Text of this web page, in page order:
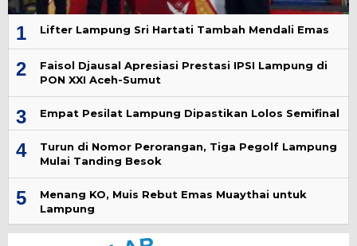
1 Lifter Lampung Sri Hartati Tambah Mendali Emas
2
Faisol Djausal Apresiasi Prestasi IPSI Lampung di
PON XXI Aceh-Sumut
3 Empat Pesilat Lampung Dipastikan Lolos Semifinal
4
Turun di Nomor Perorangan, Tiga Pegolf Lampung
Mulai Tanding Besok
5
Menang KO, Muis Rebut Emas Muaythai untuk
Lampung